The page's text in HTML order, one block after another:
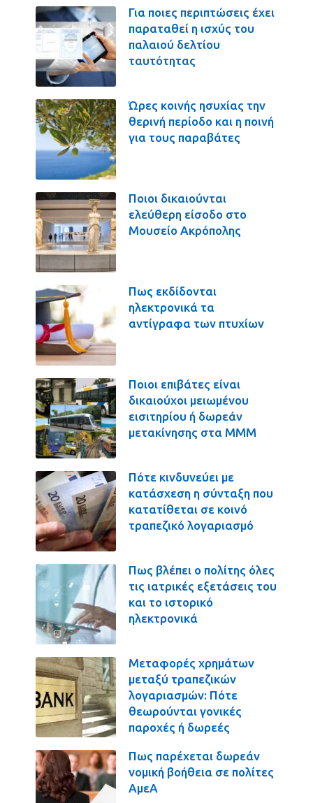
Για ποιες περιπτώσεις έχει
παραταθεί η ισχύς του
παλαιού δελτίου
ταυτότητας
Ώρες κοινής ησυχίας την
θερινή περίοδο και η ποινή
για τους παραβάτες
Ποιοι δικαιούνται
ελεύθερη είσοδο στο
Μουσείο Ακρόπολης
Πως εκδίδονται
ηλεκτρονικά τα
αντίγραφα των πτυχίων
Ποιοι επιβάτες είναι
δικαιούχοι μειωμένου
εισιτηρίου ή δωρεάν
μετακίνησης στα ΜΜΜ
Πότε κινδυνεύει με
κατάσχεση η σύνταξη που
κατατίθεται σε κοινό
τραπεζικό λογαριασμό
Πως βλέπει ο πολίτης όλες
τις ιατρικές εξετάσεις του
και το ιστορικό
ηλεκτρονικά
Μεταφορές χρημάτων
μεταξύ τραπεζικών
λογαριασμών: Πότε
θεωρούνται γονικές
παροχές ή δωρεές
Πως παρέχεται δωρεάν
νομική βοήθεια σε πολίτες
ΑμεΑ